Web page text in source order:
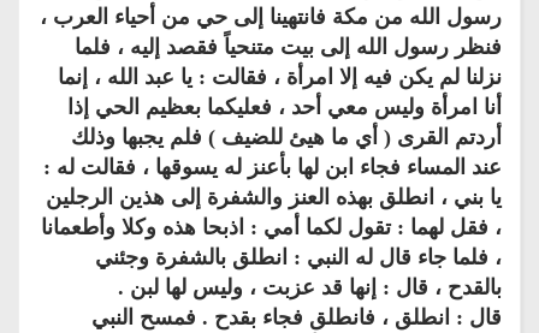
رسول الله من مكة فانتهينا إلى حي من أحياء العرب ،
فنظر رسول الله إلى بيت متنحياً فقصد إليه ، فلما
نزلنا لم يكن فيه إلا امرأة ، فقالت : يا عبد الله ، إنما
أنا امرأة وليس معي أحد ، فعليكما بعظيم الحي إذا
أردتم القرى ( أي ما هيئ للضيف ) فلم يجبها وذلك
عند المساء فجاء ابن لها بأعنز له يسوقها ، فقالت له :
يا بني ، انطلق بهذه العنز والشفرة إلى هذين الرجلين
، فقل لهما : تقول لكما أمي : اذبحا هذه وكلا وأطعمانا
، فلما جاء قال له النبي : انطلق بالشفرة وجئني
بالقدح ، قال : إنها قد عزبت ، وليس لها لبن .
قال : انطلق ، فانطلق فجاء بقدح . فمسح النبي